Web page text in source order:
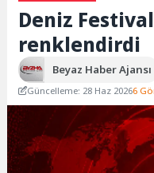
Deniz
renklendirdi
Beyaz Haber Ajansı
Güncelleme: 28 Haz 20266